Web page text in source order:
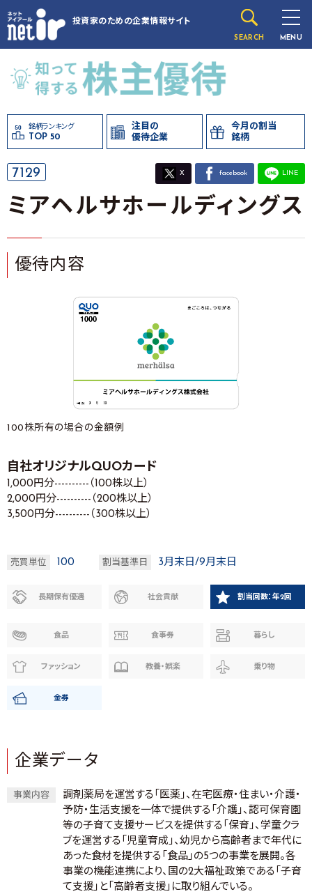
投資家のための企業情報サイト
SEARCH MENU
銘柄ランキング
TOP 50
注目の
優待企業
今月の割当
銘柄
7129 X facebook LINE
ミアヘルサホールディングス
優待内容
100株所有の場合の金額例
自社オリジナルQUOカード
1,000円分----------（100株以上）
2,000円分----------（200株以上）
3,500円分----------（300株以上）
売買単位 100 割当基準日 3月末日/9月末日
長期保有優遇 社会貢献 割当回数：年2回
食品 食事券 暮らし
ファッション 教養・娯楽 乗り物
金券
企業データ
事業内容
調剤薬局を運営する「医薬」、在宅医療・住まい・介護・
予防・生活支援を一体で提供する「介護」、認可保育園
等の子育て支援サービスを提供する「保育」、学童クラ
ブを運営する「児童育成」、幼児から高齢者まで年代に
あった食材を提供する「食品」の5つの事業を展開。各
事業の機能連携により、国の2大福祉政策である「子育
て支援」と「高齢者支援」に取り組んでいる。